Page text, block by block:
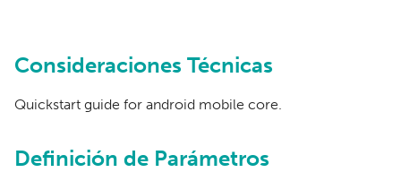
Consideraciones Técnicas
Quickstart guide for android mobile core.
Definición de Parámetros